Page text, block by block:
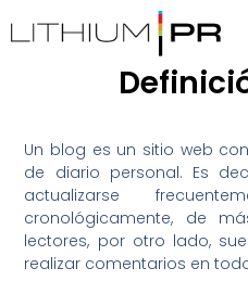
Un blog es un sitio web
de diario personal. Es
actualizarse
cronológicamente, de
lectores, por otro lado,
realizar comentarios en